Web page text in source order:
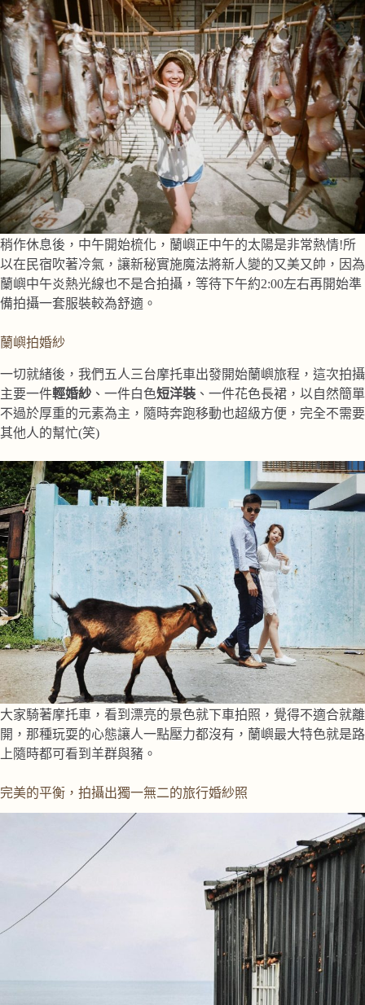
稍作休息後，中午開始梳化，蘭嶼正中午的太陽是非常熱情!所
以在民宿吹著冷氣，讓新秘實施魔法將新人變的又美又帥，因為
蘭嶼中午炎熱光線也不是合拍攝，等待下午約2:00左右再開始準
備拍攝一套服裝較為舒適。
蘭嶼拍婚紗
一切就緒後，我們五人三台摩托車出發開始蘭嶼旅程，這次拍攝
主要一件輕婚紗 、一件白色短洋裝 、一件花色長裙，以自然簡單
不過於厚重的元素為主，隨時奔跑移動也超級方便，完全不需要
其他人的幫忙(笑)
大家騎著摩托車，看到漂亮的景色就下車拍照，覺得不適合就離
開，那種玩耍的心態讓人一點壓力都沒有，蘭嶼最大特色就是路
上隨時都可看到羊群與豬。
完美的平衡，拍攝出獨一無二的旅行婚紗照